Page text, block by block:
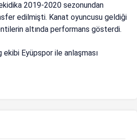
2019-2020 sezonundan
edilmişti. Kanat oyuncusu geldiği
altında performans gösterdi.
ekibi Eyüpspor ile anlaşması